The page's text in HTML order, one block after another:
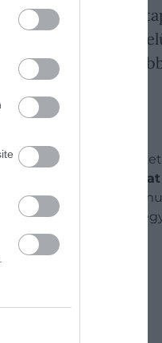
és előzetes
a Click&Boat
Ez a
part menti
rugalmasságot
írja, Berces arra is
amelyek